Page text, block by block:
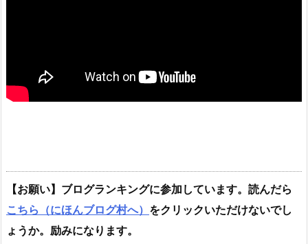
【お願い】ブログランキングに参加しています。読んだら
こちら（にほんブログ村へ） をクリックいただけないでし
ょうか。励みになります。